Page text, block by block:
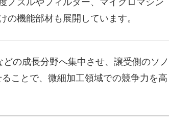
ノズルやフィルター、マイクロマシン
機能部材も展開しています。
の成長分野へ集中させ、譲受側のソノ
ことで、微細加工領域での競争力を高